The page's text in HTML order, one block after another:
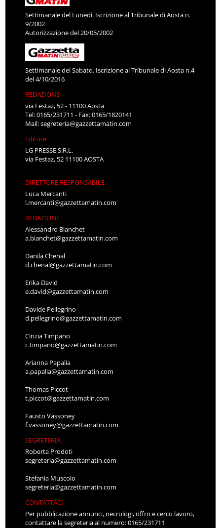
Settimanale del Lunedì. Iscrizione al Tribunale di Aosta n.
9/2002
Autorizzazione del 20/05/2002
Settimanale del Sabato. Iscrizione al Tribunale di Aosta n.4
del 4/10/2016
REDAZIONE
via Festaz, 52 - 11100 Aosta
Tel: 0165/231711 - Fax: 0165/1820141
Mail:segreteria@gazzettamatin.com
Editore
LG PRESSE S.R.L.
via Festaz, 52 11100 AOSTA
DIRETTORE RESPONSABILE
Luca Mercanti
l.mercanti@gazzettamatin.com
REDAZIONE
Alessandro Bianchet
a.bianchet@gazzettamatin.com
Danila Chenal
d.chenal@gazzettamatin.com
Erika David
e.david@gazzettamatin.com
Davide Pellegrino
d.pellegrino@gazzettamatin.com
Cinzia Timpano
c.timpano@gazzettamatin.com
Arianna Papalia
a.papalia@gazzettamatin.com
Thomas Piccot
t.piccot@gazzettamatin.com
Fausto Vassoney
f.vassoney@gazzettamatin.com
SEGRETERIA
Roberta Prodoti
segreteria@gazzettamatin.com
Stefania Muscolo
segreteria@gazzettamatin.com
CONTATTACI
Per pubblicazione annunci, necrologi, offro e cerco lavoro,
contattare la segreteria al numero: 0165/231711